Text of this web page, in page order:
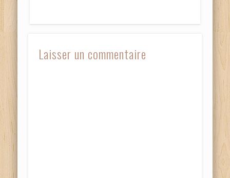
Laisser un commentaire